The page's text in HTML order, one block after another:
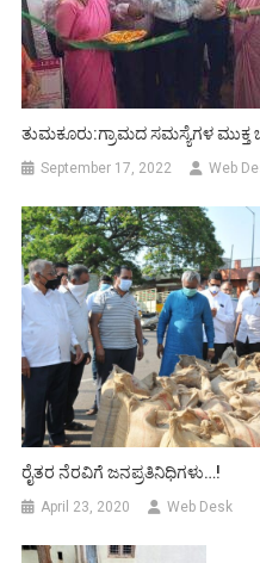
ತುಮಕೂರು:ಗ್ರಾಮದ ಸಮಸ್ಯೆಗಳ
September 17, 2022 Web
ರೈತರ ನೆರವಿಗೆ ಜನಪ್ರತಿನಿಧಿಗಳು…!
April 23, 2020 Web Desk